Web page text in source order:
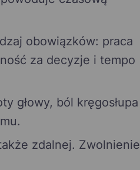
obowiązków: praca
za decyzje i tempo
głowy, ból kręgosłupa
zdalnej. Zwolnienie